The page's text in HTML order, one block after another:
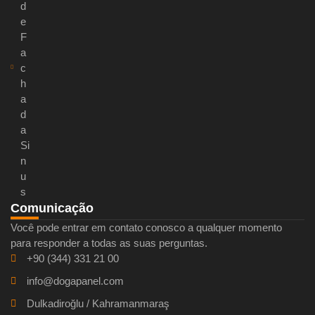
d
e
F
a
c
h
a
d
a
Si
n
u
s
Comunicação
Você pode entrar em contato conosco a qualquer momento
para responder a todas as suas perguntas.
+90 (344) 331 21 00
info@dogapanel.com
Dulkadiroğlu / Kahramanmaraş